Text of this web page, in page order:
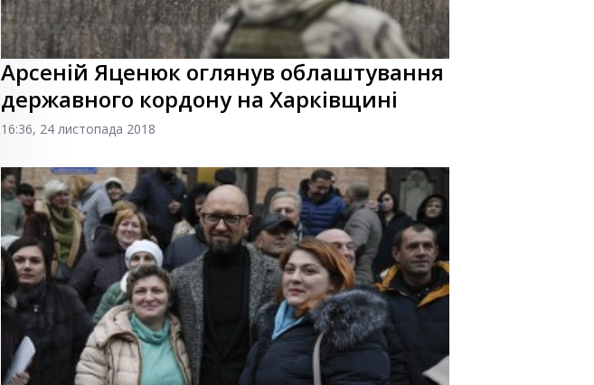
Арсеній Яценюк оглянув облаштування
державного кордону на Харківщині
16:36, 24 листопада 2018